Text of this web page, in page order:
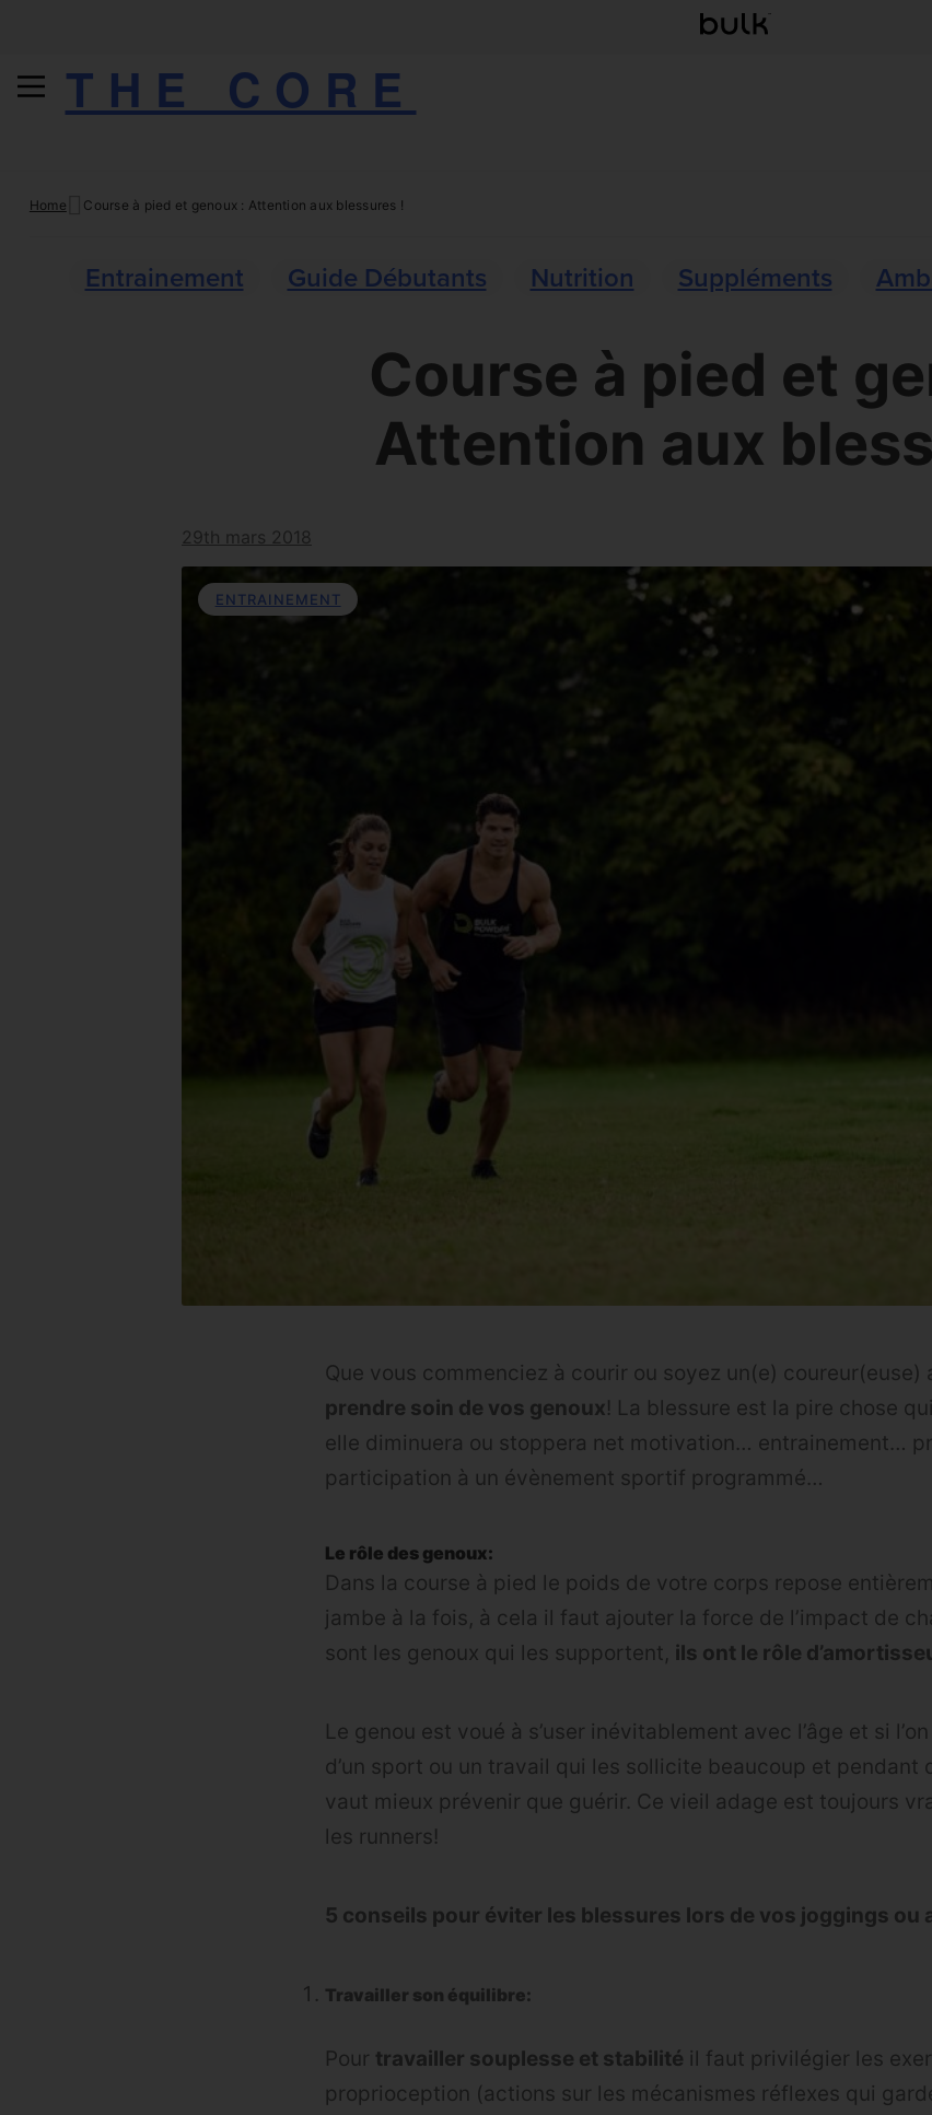
THE CORE
Home Course à pied et genoux : Attention aux blessures !
Entrainement Guide Débutants Nutrition Suppléments
Course à pied et
Attention aux
29th mars 2018
ENTRAINEMENT
Que vous commenciez à courir ou soyez un(e) coureur(euse)
prendre soin de vos genoux! La blessure est la pire chose
elle diminuera ou stoppera net motivation… entrainement…
participation à un évènement sportif programmé…
Le rôle des genoux:
Dans la course à pied le poids de votre corps repose
jambe à la fois, à cela il faut ajouter la force de l’impact de
sont les genoux qui les supportent, ils ont le rôle
Le genou est voué à s’user inévitablement avec l’âge et si
d’un sport ou un travail qui les sollicite beaucoup et pendant
vaut mieux prévenir que guérir. Ce vieil adage est toujours
les runners!
5 conseils pour éviter les blessures lors de vos joggings ou
Travailler son équilibre:
Pour travailler souplesse et stabilité il faut privilégier les
proprioception (actions sur les mécanismes réflexes qui